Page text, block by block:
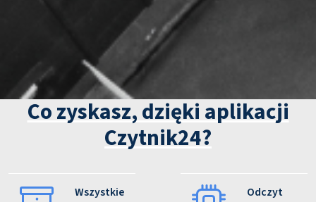
Co zyskasz, dzięki aplikacji
Czytnik24?
Wszystkie
Odczyt